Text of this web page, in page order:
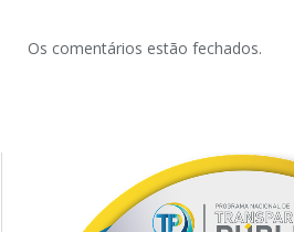
Os comentários estão fechados.